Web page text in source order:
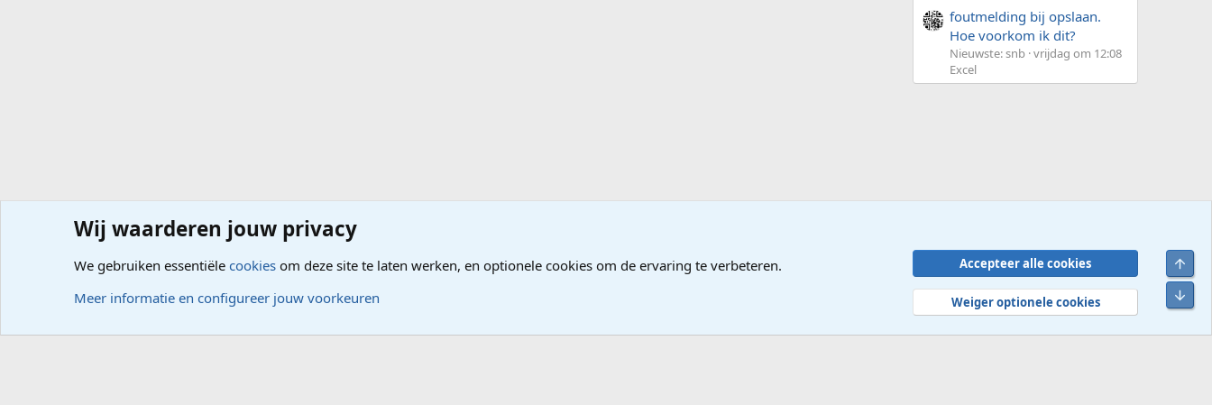
foutmelding bij opslaan.
Hoe voorkom ik dit?
Nieuwste: snb vrijdag om 12:08
Excel
Forums Computerproblemen Software Internet, Games
Voorwaarden en regels Privacybeleid Help
R
S
Wij waarderen jouw privacy
We gebruiken essentiële cookies om deze site te laten werken, en optionele cookies om de ervaring te verbeteren.
Meer informatie en configureer jouw voorkeuren
Accepteer alle cookies
Weiger optionele cookies